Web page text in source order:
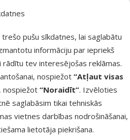
pušu sīkdatnes, lai saglabātu
informāciju par iepriekš
tev interesējošas reklāmas.
nospiežot “Atļaut visas
nospiežot “Noraidīt”. Izvēloties
saglabāsim tikai tehniskās
vietnes darbības nodrošināšanai,
lietotāja piekrišana.
Kaklasiksna
pret blusām
ērcēm liela
auguma
– Bolfo